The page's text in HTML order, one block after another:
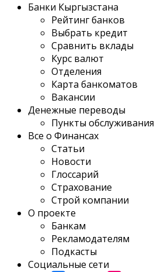
Банки Кыргызстана
Рейтинг банков
Выбрать кредит
Сравнить вклады
Курс валют
Отделения
Карта банкоматов
Вакансии
Денежные переводы
Пункты обслуживания
Все о Финансах
Статьи
Новости
Глоссарий
Страхование
Строй компании
О проекте
Банкам
Рекламодателям
Подкасты
Социальные сети